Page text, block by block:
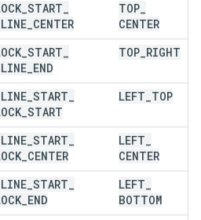
START
CENTER
TOP
CENTER
START
END
TOP RIGHT
START
START
LEFT TOP
START
CENTER
LEFT
CENTER
START
END
LEFT
BOTTOM